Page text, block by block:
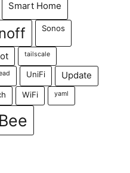
Smart Home
Sonos
tailscale
UniFi
Update
WiFi yaml